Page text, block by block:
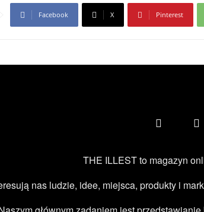
Facebook X Pinterest
THE ILLEST to magazyn
nas ludzie, idee, miejsca, produkty i